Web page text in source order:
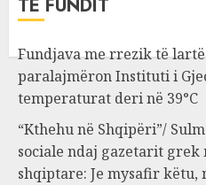
TË FUNDIT
Fundjava me rrezik të
paralajmëron Instituti i
temperaturat deri në 39°C
“Kthehu në Shqipëri”/
sociale ndaj gazetarit grek
shqiptare: Je mysafir këtu,